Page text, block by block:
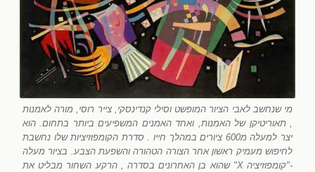
מי שנחשב לאבי הציור המופשט וסילי קנדינסקי, צייר רוסי, מורה לאמנות
, תאוריטיקן של האמנות, ואחד האמנים המשפיעים ביותר בתחום. הוא
יצר למעלה מ600 ציורים במהלך חייו . סדרת הקומפוזיציות שלו נחשבת
לחיפוש מעמיק ראשון אחר הצורה הטהורה והשפעת הצבע. בציור מעלה
-"קומפוזיציה X" שהוא בן האחרונים בסדרה , הרקע השחור מבליט את